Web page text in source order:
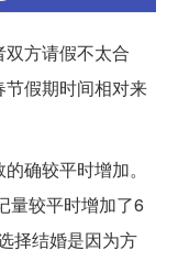
方请假不太合
假期时间相对来
确较平时增加。
量较平时增加了6
择结婚是因为方